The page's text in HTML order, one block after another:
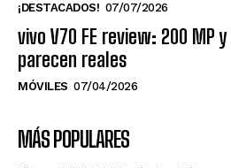
¡DESTACADOS! 07/07/2026
vivo V70 FE review: 200 MP
parecen reales
MÓVILES 07/04/2026
MÁS POPULARES